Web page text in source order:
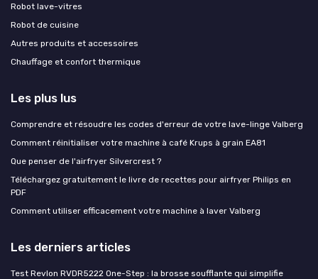
Robot lave-vitres
Robot de cuisine
Autres produits et accessoires
Chauffage et confort thermique
Les plus lus
Comprendre et résoudre les codes d'erreur de votre lave-linge Valberg
Comment réinitialiser votre machine à café Krups à grain EA81
Que penser de l'airfryer Silvercrest ?
Téléchargez gratuitement le livre de recettes pour airfryer Philips en
PDF
Comment utiliser efficacement votre machine à laver Valberg
Les derniers articles
Test Revlon RVDR5222 One-Step : la brosse soufflante qui simplifie